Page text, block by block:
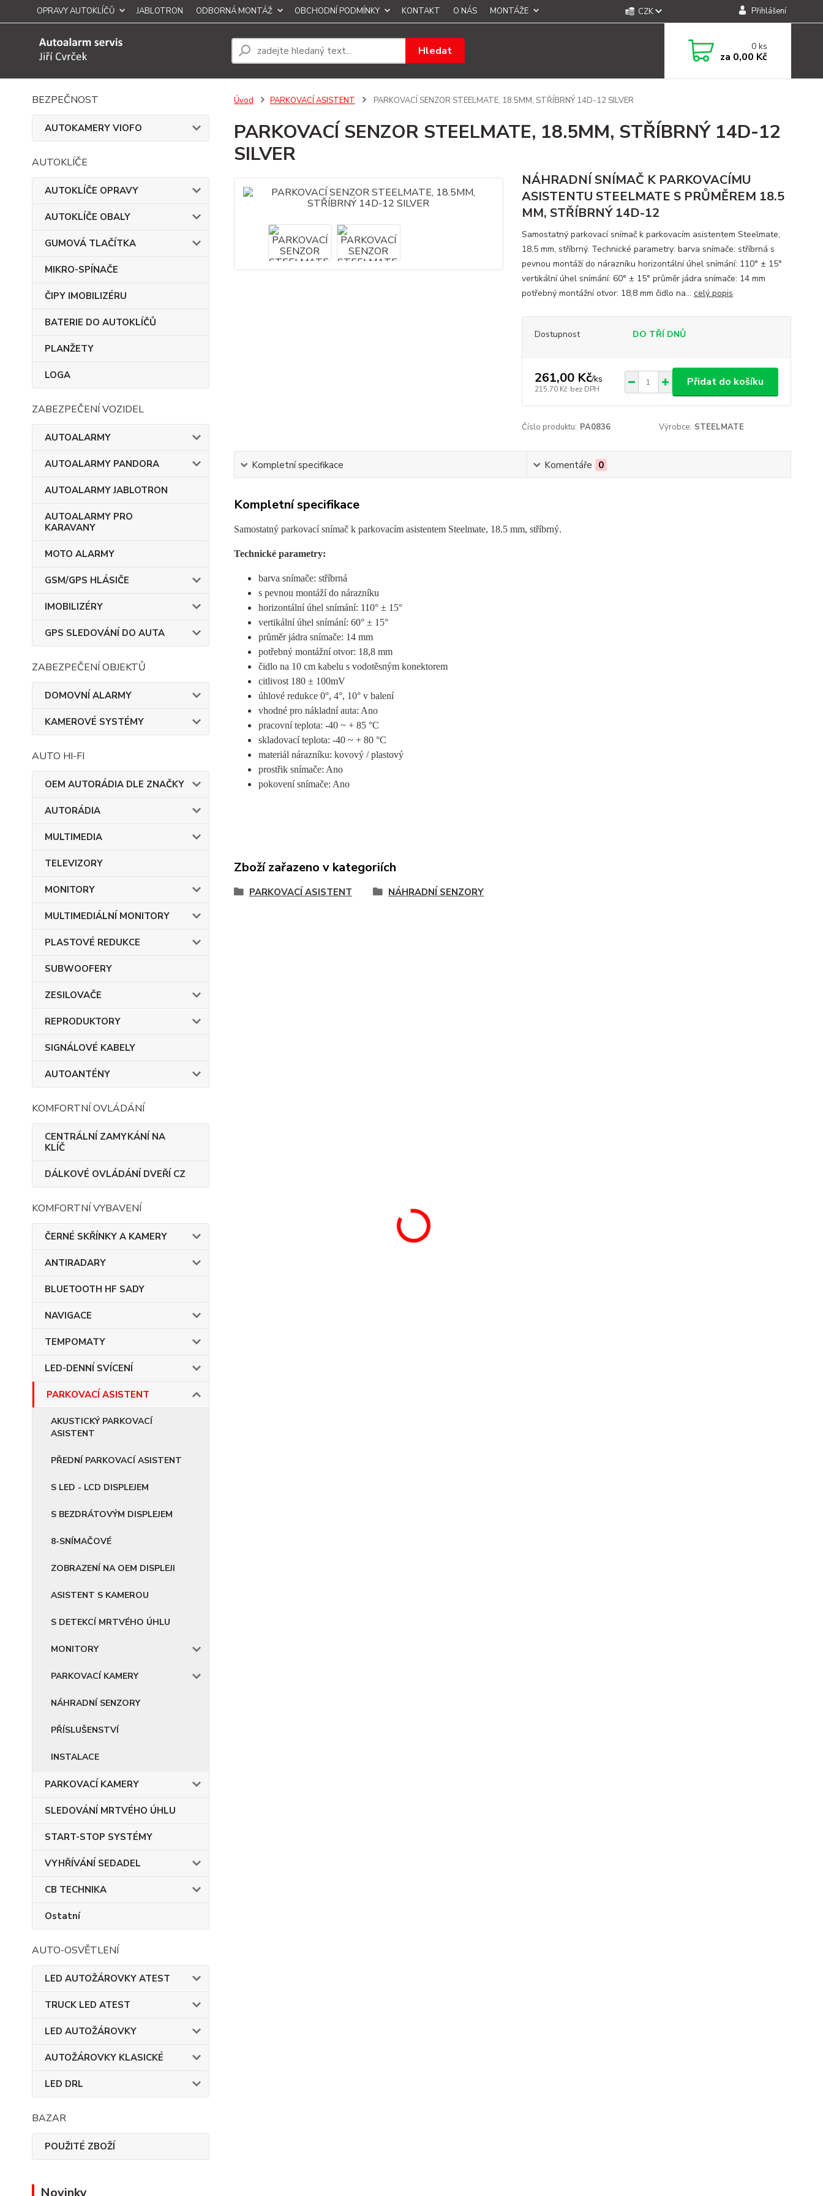
OPRAVY AUTOKLÍČŮ JABLOTRON ODBORNÁ MONTÁŽ OBCHODNÍ PODMÍNKY KONTAKT O NÁS MONTÁŽE CZK Přihlášení
Hledat 0ks
za 0,00 Kč
BEZPEČNOST
AUTOKAMERY VIOFO
AUTOKLÍČE
AUTOKLÍČE OPRAVY
AUTOKLÍČE OBALY
GUMOVÁ TLAČÍTKA
MIKRO-SPÍNAČE
ČIPY IMOBILIZÉRU
BATERIE DO AUTOKLÍČŮ
PLANŽETY
LOGA
ZABEZPEČENÍ VOZIDEL
AUTOALARMY
AUTOALARMY PANDORA
AUTOALARMY JABLOTRON
AUTOALARMY PRO
KARAVANY
MOTO ALARMY
GSM/GPS HLÁSIČE
IMOBILIZÉRY
GPS SLEDOVÁNÍ DO AUTA
ZABEZPEČENÍ OBJEKTŮ
DOMOVNÍ ALARMY
KAMEROVÉ SYSTÉMY
AUTO HI-FI
OEM AUTORÁDIA DLE ZNAČKY
AUTORÁDIA
MULTIMEDIA
TELEVIZORY
MONITORY
MULTIMEDIÁLNÍ MONITORY
PLASTOVÉ REDUKCE
SUBWOOFERY
ZESILOVAČE
REPRODUKTORY
SIGNÁLOVÉ KABELY
AUTOANTÉNY
KOMFORTNÍ OVLÁDÁNÍ
CENTRÁLNÍ ZAMYKÁNÍ NA
KLÍČ
DÁLKOVÉ OVLÁDÁNÍ DVEŘÍ CZ
KOMFORTNÍ VYBAVENÍ
ČERNÉ SKŘÍNKY A KAMERY
ANTIRADARY
BLUETOOTH HF SADY
NAVIGACE
TEMPOMATY
LED-DENNÍ SVÍCENÍ
PARKOVACÍ ASISTENT
AKUSTICKÝ PARKOVACÍ
ASISTENT
PŘEDNÍ PARKOVACÍ ASISTENT
S LED - LCD DISPLEJEM
S BEZDRÁTOVÝM DISPLEJEM
8-SNÍMAČOVÉ
ZOBRAZENÍ NA OEM DISPLEJI
ASISTENT S KAMEROU
S DETEKCÍ MRTVÉHO ÚHLU
MONITORY
PARKOVACÍ KAMERY
NÁHRADNÍ SENZORY
PŘÍSLUŠENSTVÍ
INSTALACE
PARKOVACÍ KAMERY
SLEDOVÁNÍ MRTVÉHO ÚHLU
START-STOP SYSTÉMY
VYHŘÍVÁNÍ SEDADEL
CB TECHNIKA
Ostatní
AUTO-OSVĚTLENÍ
LED AUTOŽÁROVKY ATEST
TRUCK LED ATEST
LED AUTOŽÁROVKY
AUTOŽÁROVKY KLASICKÉ
LED DRL
BAZAR
POUŽITÉ ZBOŽÍ
Novinky
Úvod PARKOVACÍ ASISTENT PARKOVACÍ SENZOR STEELMATE, 18.5MM, STŘÍBRNÝ 14D-12 SILVER
PARKOVACÍ SENZOR STEELMATE, 18.5MM, STŘÍBRNÝ 14D-12
SILVER
NÁHRADNÍ SNÍMAČ K PARKOVACÍMU
ASISTENTU STEELMATE S PRŮMĚREM 18.5
MM, STŘÍBRNÝ 14D-12
Samostatný parkovací snímač k parkovacím asistentem Steelmate,
18.5 mm, stříbrný. Technické parametry: barva snímače: stříbrná s
pevnou montáží do nárazníku horizontální úhel snímání: 110° ± 15°
vertikální úhel snímání: 60° ± 15° průměr jádra snímače: 14 mm
potřebný montážní otvor: 18,8 mm čidlo na... celý popis
Dostupnost DO TŘÍ DNŮ
261,00 Kč/ks
215,70 Kč bez DPH
Přidat do košíku
Číslo produktu: PA0836 Výrobce: STEELMATE
Kompletní specifikace Komentáře 0
Kompletní specifikace
Samostatný parkovací snímač k parkovacím asistentem Steelmate, 18.5 mm, stříbrný.
Technické parametry:
barva snímače: stříbrná
s pevnou montáží do nárazníku
horizontální úhel snímání: 110° ± 15°
vertikální úhel snímání: 60° ± 15°
průměr jádra snímače: 14 mm
potřebný montážní otvor: 18,8 mm
čidlo na 10 cm kabelu s vodotěsným konektorem
citlivost 180 ± 100mV
úhlové redukce 0°, 4°, 10° v balení
vhodné pro nákladní auta: Ano
pracovní teplota: -40 ~ + 85 °C
skladovací teplota: -40 ~ + 80 °C
materiál nárazníku: kovový / plastový
prostřik snímače: Ano
pokovení snímače: Ano
Zboží zařazeno v kategoriích
PARKOVACÍ ASISTENT NÁHRADNÍ SENZORY